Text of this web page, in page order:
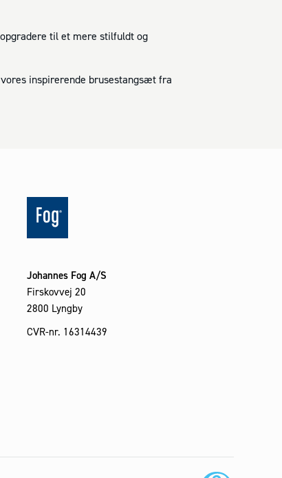
til et mere stilfuldt og
inspirerende brusestangsæt fra
Johannes Fog A/S
Firskovvej 20
2800 Lyngby
CVR-nr. 16314439